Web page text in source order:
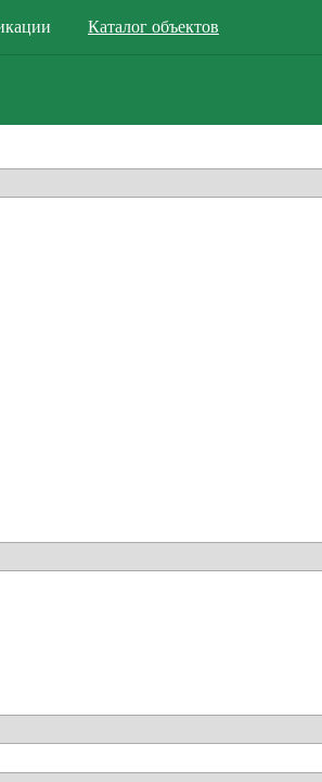
Каталог объектов